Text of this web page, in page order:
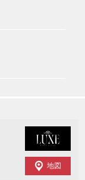
地図